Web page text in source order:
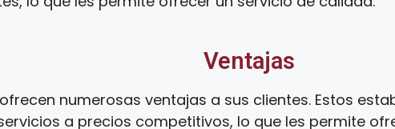
Ventajas
ofrecen numerosas ventajas a sus clientes. Estos
a precios competitivos, lo que les permite